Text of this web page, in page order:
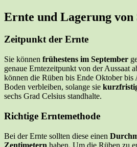
Ernte und Lagerung von
Zeitpunkt der Ernte
Sie können frühestens im September
genaue Erntezeitpunkt von der Aussaat
können die Rüben bis Ende Oktober
Boden verbleiben, solange sie
sechs Grad Celsius standhalte.
Richtige Erntemethode
Bei der Ernte sollten diese einen
Zentimetern haben. Um die Rüben zu